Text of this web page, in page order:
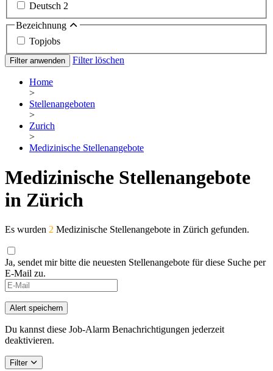
Deutsch 2
Bezeichnung
Topjobs
Filter anwenden Filter löschen
Home
>
Stellenangeboten
>
Zurich
>
Medizinische Stellenangebote
Medizinische Stellenangebote
in Zürich
Es wurden 2 Medizinische Stellenangebote in Zürich gefunden.
Ja, sendet mir bitte die neuesten Stellenangebote für diese Suche per
E-Mail zu.
Alert speichern
Du kannst diese Job-Alarm Benachrichtigungen jederzeit
deaktivieren.
Filter